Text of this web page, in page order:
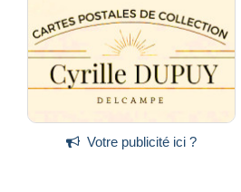
Votre publicité ici ?